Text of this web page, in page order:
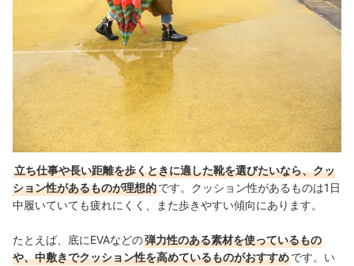
立ち仕事や長い距離を歩くときに適した靴を選びたいなら、クッ
ション性があるものが理想的です。クッション性があるものは1日
中履いていても疲れにくく、また歩きやすい傾向にあります。
たとえば、底にEVAなどの弾力性のある素材を使っているもの
や、中敷きでクッション性を高めているものがおすすめです。い